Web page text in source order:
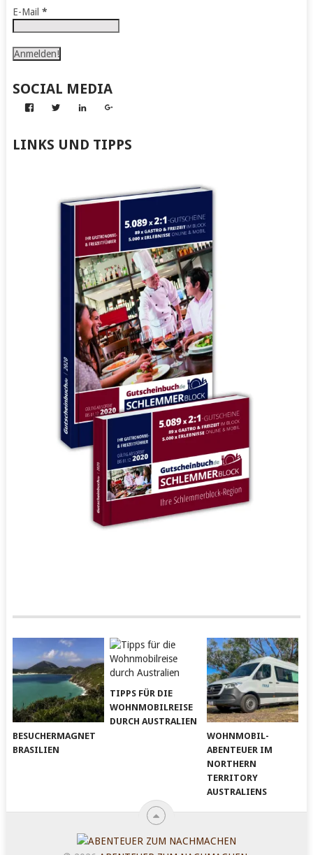
E-Mail *
SOCIAL MEDIA
Profil
Nachmachen
Profil
Kapff
Profil
Kapff
Profil
Kapff
LINKS UND TIPPS
BESUCHERMAGNET
BRASILIEN
TIPPS FÜR DIE
WOHNMOBILREISE
DURCH AUSTRALIEN
WOHNMOBIL-
ABENTEUER IM
NORTHERN
TERRITORY
AUSTRALIENS